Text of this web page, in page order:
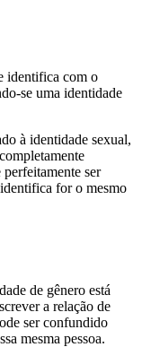
identifica com o
se uma identidade
à identidade sexual,
ser
for o mesmo
de gênero está
a relação de
ser confundido
mesma pessoa.